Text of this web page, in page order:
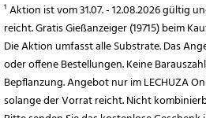
¹ Aktion ist vom 31.07. - 12.08.2026 gültig
reicht. Gratis Gießanzeiger (19715) beim
Die Aktion umfasst alle Substrate. Das
oder offene Bestellungen. Keine
Bepflanzung. Angebot nur im LECHUZA
solange der Vorrat reicht. Nicht